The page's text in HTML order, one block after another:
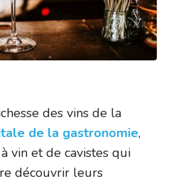
des vins de la
de la gastronomie,
vin et de cavistes qui
découvrir leurs